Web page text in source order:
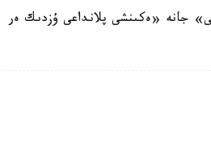
جانە «ەكىنشى پلانداعى ۇزدىك ەر